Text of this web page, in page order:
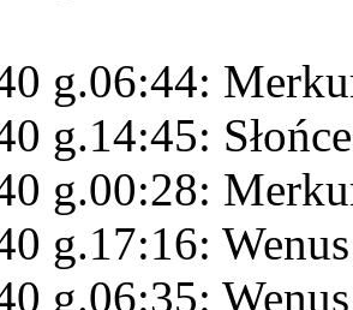
g.06:44:
g.14:45:
g.00:28:
g.17:16:
g.06:35: